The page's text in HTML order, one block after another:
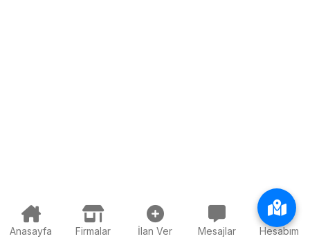
Anasayfa Firmalar İlan Ver Mesajlar Hesabım